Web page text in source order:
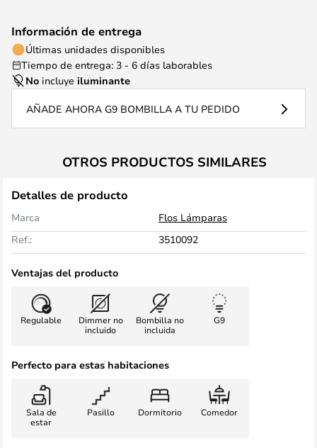
Información de entrega
Últimas unidades disponibles
Tiempo de entrega: 3 - 6 días laborables
No incluye iluminante
AÑADE AHORA G9 BOMBILLA A TU PEDIDO
OTROS PRODUCTOS SIMILARES
Detalles de producto
Marca
Flos Lámparas
Ref.:
3510092
Ventajas del producto
Regulable
Dimmer no
incluido
Bombilla no
incluida
G9
Perfecto para estas habitaciones
Sala de
estar
Pasillo Dormitorio Comedor